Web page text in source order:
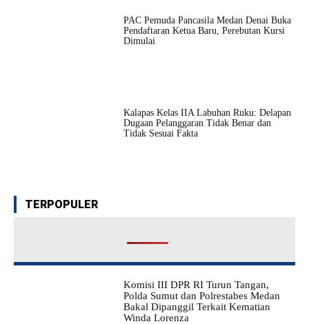
PAC Pemuda Pancasila Medan Denai Buka
Pendaftaran Ketua Baru, Perebutan Kursi
Dimulai
Kalapas Kelas IIA Labuhan Ruku: Delapan
Dugaan Pelanggaran Tidak Benar dan
Tidak Sesuai Fakta
TERPOPULER
Komisi III DPR RI Turun Tangan,
Polda Sumut dan Polrestabes Medan
Bakal Dipanggil Terkait Kematian
Winda Lorenza